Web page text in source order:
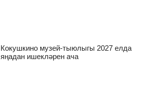
Кокушкино музей-тыюлыгы 2027 елда
яңадан ишекләрен ача